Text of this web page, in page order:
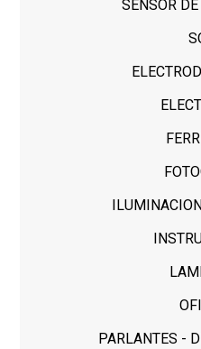
SENSOR
PARLANTES -